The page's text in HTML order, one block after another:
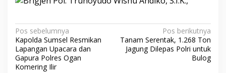
Navigasi
pos
Pos sebelumnya
Kapolda Sumsel Resmikan
Lapangan Upacara dan
Gapura Polres Ogan
Komering Ilir
Pos berikutnya
Tanam Serentak, 1.268 Ton
Jagung Dilepas Polri untuk
Bulog